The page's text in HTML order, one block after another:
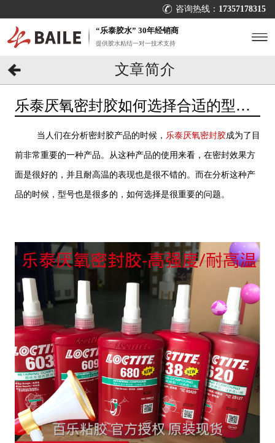
咨询热线： 17357178315
“乐泰胶水” 30年经销商
提供胶水粘结一对一技术支持
文章简介
乐泰厌氧密封胶如何选择合适的型
当人们在分析密封胶产品的时候， 乐泰厌氧密封胶成为了目
前非常重要的一种产品。从这种产品的使用来看，在密封效果方
面是很好的，并且耐高温的表现也是很不错的。而在分析这种产
品的时候，型号也是很多的，如何选择是很重要的问题。